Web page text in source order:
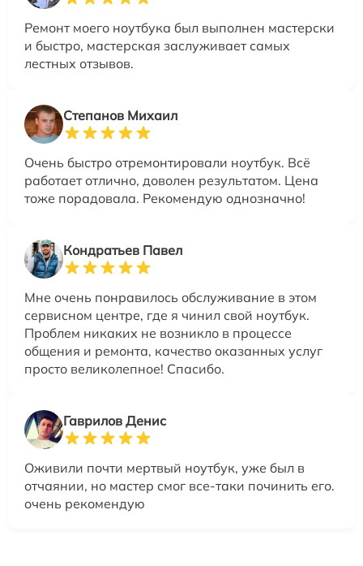
Ремонт моего ноутбука был выполнен мастерски
и быстро, мастерская заслуживает самых
лестных отзывов.
Степанов Михаил
Очень быстро отремонтировали ноутбук. Всё
работает отлично, доволен результатом. Цена
тоже порадовала. Рекомендую однозначно!
Кондратьев Павел
Мне очень понравилось обслуживание в этом
сервисном центре, где я чинил свой ноутбук.
Проблем никаких не возникло в процессе
общения и ремонта, качество оказанных услуг
просто великолепное! Спасибо.
Гаврилов Денис
Оживили почти мертвый ноутбук, уже был в
отчаянии, но мастер смог все-таки починить его.
очень рекомендую